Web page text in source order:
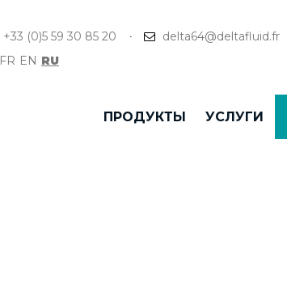
+33 (0)5 59 30 85 20 delta64@deltafluid.fr
FR EN RU
ПРОДУКТЫ УСЛУГИ